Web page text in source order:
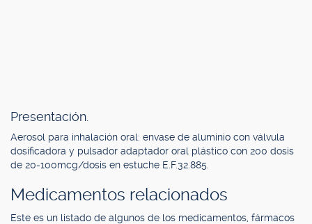
Presentación.
Aerosol para inhalación oral: envase de aluminio con válvula
dosificadora y pulsador adaptador oral plástico con 200 dosis
de 20-100mcg/dosis en estuche E.F.32.885.
Medicamentos relacionados
Este es un listado de algunos de los medicamentos, fármacos